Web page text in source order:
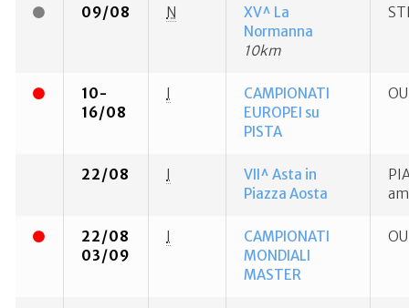
09/08 N
XV^ La
Normanna
10km
10-
16/08
I
CAMPIONATI
EUROPEI su
PISTA
22/08 I
VII^ Asta in
Piazza Aosta
22/08
03/09
I
CAMPIONATI
MONDIALI
MASTER